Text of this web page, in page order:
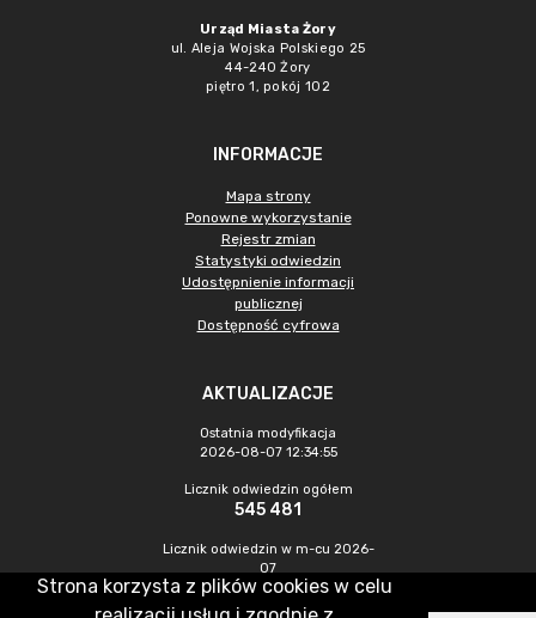
Urząd Miasta Żory
ul. Aleja Wojska Polskiego 25
44-240 Żory
piętro 1, pokój 102
INFORMACJE
Mapa strony
Ponowne wykorzystanie
Rejestr zmian
Statystyki odwiedzin
Udostępnienie informacji
publicznej
Dostępność cyfrowa
AKTUALIZACJE
Ostatnia modyfikacja
2026-08-07 12:34:55
Licznik odwiedzin ogółem
545 481
Licznik odwiedzin w m-cu 2026-
07
1 497
Strona korzysta z plików cookies w celu